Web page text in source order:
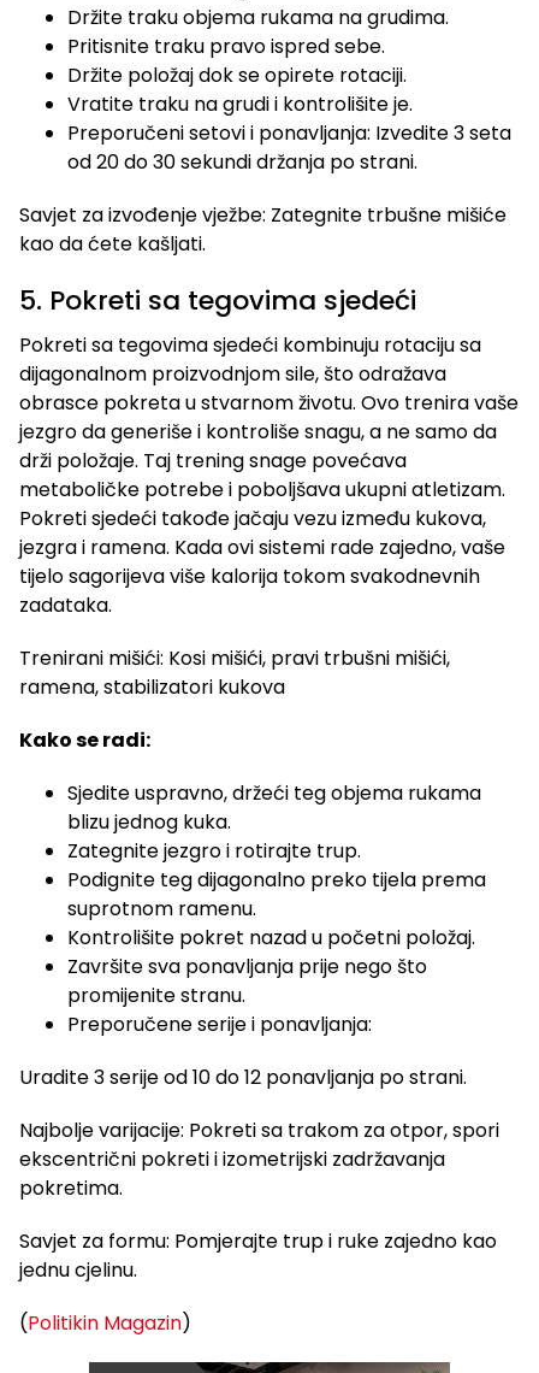
Držite traku objema rukama na grudima.
Pritisnite traku pravo ispred sebe.
Držite položaj dok se opirete rotaciji.
Vratite traku na grudi i kontrolišite je.
Preporučeni setovi i ponavljanja: Izvedite 3 seta
od 20 do 30 sekundi držanja po strani.
Savjet za izvođenje vježbe: Zategnite trbušne mišiće
kao da ćete kašljati.
5. Pokreti sa tegovima sjedeći
Pokreti sa tegovima sjedeći kombinuju rotaciju sa
dijagonalnom proizvodnjom sile, što odražava
obrasce pokreta u stvarnom životu. Ovo trenira vaše
jezgro da generiše i kontroliše snagu, a ne samo da
drži položaje. Taj trening snage povećava
metaboličke potrebe i poboljšava ukupni atletizam.
Pokreti sjedeći takođe jačaju vezu između kukova,
jezgra i ramena. Kada ovi sistemi rade zajedno, vaše
tijelo sagorijeva više kalorija tokom svakodnevnih
zadataka.
Trenirani mišići: Kosi mišići, pravi trbušni mišići,
ramena, stabilizatori kukova
Kako se radi:
Sjedite uspravno, držeći teg objema rukama
blizu jednog kuka.
Zategnite jezgro i rotirajte trup.
Podignite teg dijagonalno preko tijela prema
suprotnom ramenu.
Kontrolišite pokret nazad u početni položaj.
Završite sva ponavljanja prije nego što
promijenite stranu.
Preporučene serije i ponavljanja:
Uradite 3 serije od 10 do 12 ponavljanja po strani.
Najbolje varijacije: Pokreti sa trakom za otpor, spori
ekscentrični pokreti i izometrijski zadržavanja
pokretima.
Savjet za formu: Pomjerajte trup i ruke zajedno kao
jednu cjelinu.
(Politikin Magazin)